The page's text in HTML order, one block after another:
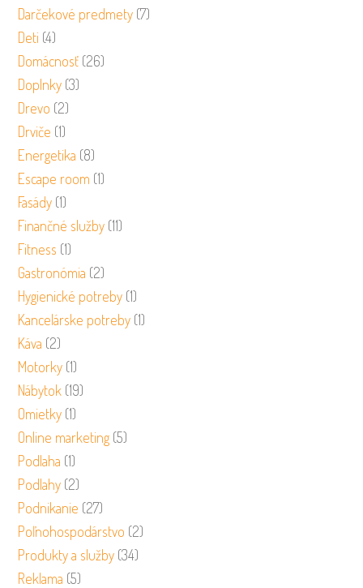
Darčekové predmety (7)
Deti (4)
Domácnosť (26)
Doplnky (3)
Drevo (2)
Drviče (1)
Energetika (8)
Escape room (1)
Fasády (1)
Finančné služby (11)
Fitness (1)
Gastronómia (2)
Hygienické potreby (1)
Kancelárske potreby (1)
Káva (2)
Motorky (1)
Nábytok (19)
Omietky (1)
Online marketing (5)
Podlaha (1)
Podlahy (2)
Podnikanie (27)
Poľnohospodárstvo (2)
Produkty a služby (34)
Reklama (5)